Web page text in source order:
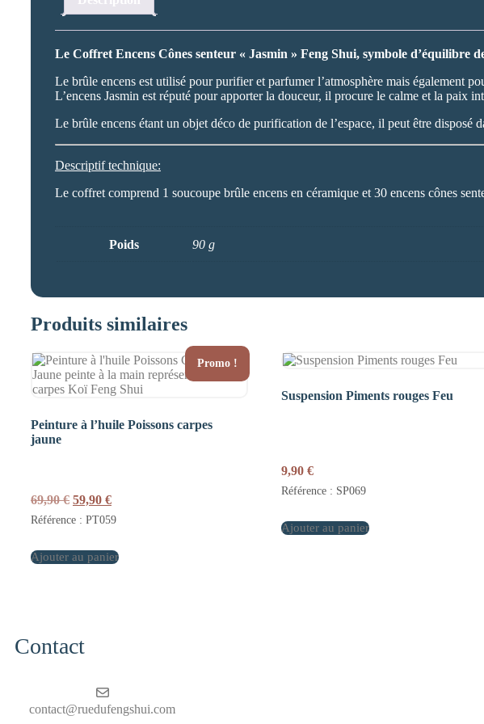
Le Coffret Encens Cônes senteur « Jasmin » Feng Shui, symbole d’équilibre
Le brûle encens est utilisé pour purifier et parfumer l’atmosphère mais également
L’encens Jasmin est réputé pour apporter la douceur, il procure le calme et la paix
Le brûle encens étant un objet déco de purification de l’espace, il peut être
Descriptif technique:
Le coffret comprend 1 soucoupe brûle encens en céramique et 30 encens cônes
Poids 90 g
Produits similaires
Promo !
Peinture à l’huile Poissons carpes
jaune
69,90€ Le
prix
initial
69,90 €.
59,90 €Le
prix
actuel
59,90 €.
Référence : PT059
Ajouter au panier
Suspension Piments rouges Feu
9,90€
Référence : SP069
Ajouter au panier
Contact
contact@ruedufengshui.com